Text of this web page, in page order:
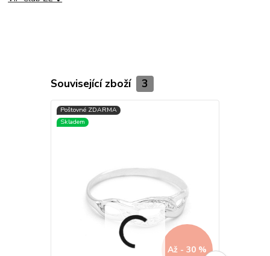
Související zboží 3
Až - 30 %